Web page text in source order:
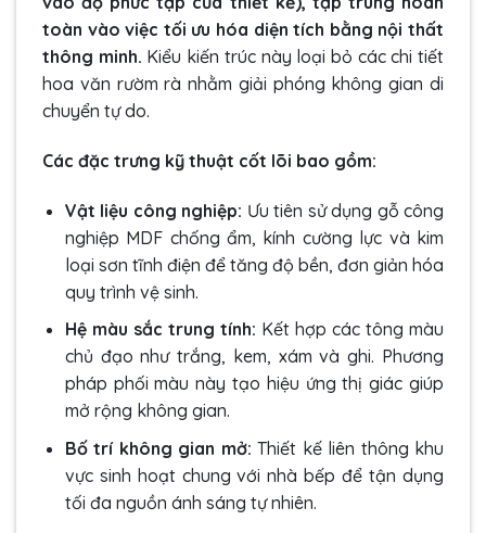
toàn vào việc tối ưu hóa diện tích bằng nội thất
thông minh. Kiểu kiến trúc này loại bỏ các chi tiết
hoa văn rườm rà nhằm giải phóng không gian di
chuyển tự do.
Các đặc trưng kỹ thuật cốt lõi bao gồm:
Vật liệu công nghiệp: Ưu tiên sử dụng gỗ công
nghiệp MDF chống ẩm, kính cường lực và kim
loại sơn tĩnh điện để tăng độ bền, đơn giản hóa
quy trình vệ sinh.
Hệ màu sắc trung tính: Kết hợp các tông màu
chủ đạo như trắng, kem, xám và ghi. Phương
pháp phối màu này tạo hiệu ứng thị giác giúp
mở rộng không gian.
Bố trí không gian mở: Thiết kế liên thông khu
vực sinh hoạt chung với nhà bếp để tận dụng
tối đa nguồn ánh sáng tự nhiên.